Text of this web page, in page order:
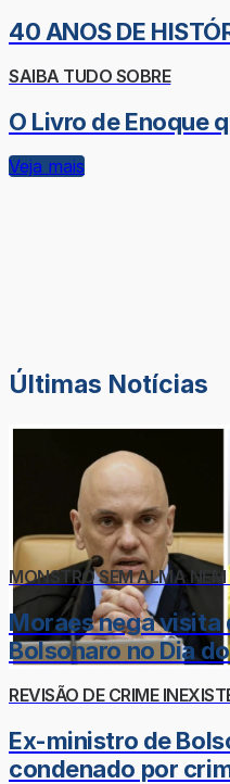
40 ANOS DE
SAIBA TUDO SOBRE
O Livro de Enoque
Veja mais
Últimas Notícias
MONSTRO SEM ALMA
Moraes nega visita
Bolsonaro no Dia
REVISÃO DE CRIME
Ex-ministro de
condenado por